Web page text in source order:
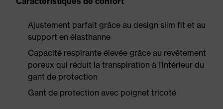
Ajustement parfait grâce au design slim fit et au
support en élasthanne
Capacité respirante élevée grâce au revêtement
poreux qui réduit la transpiration à l'intérieur du
gant de protection
Gant de protection avec poignet tricoté